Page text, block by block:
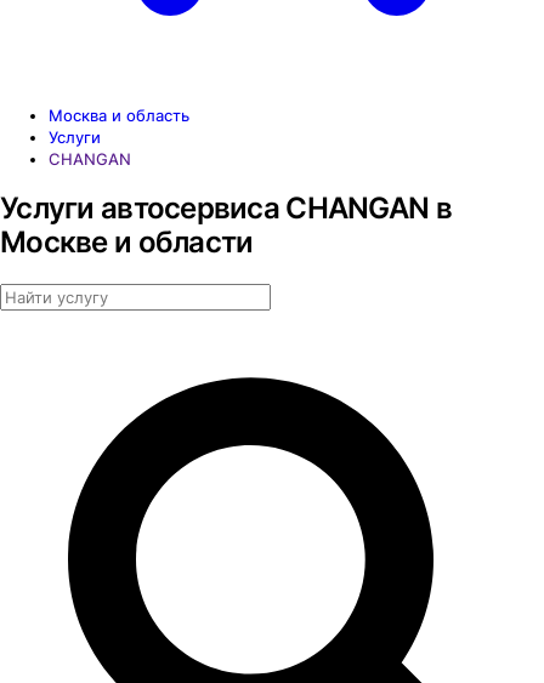
Москва и область
Услуги
CHANGAN
Услуги автосервиса CHANGAN в
Москве и области